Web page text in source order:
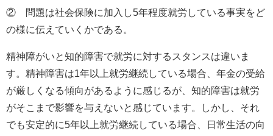
② 問題は社会保険に加入し 5年程度就労している事実をど
の様に伝えていくかである。
精神障がいと知的障害で就労に対するスタンスは違いま
す。精神障害は1 年以上就労継続している場合、年金の受給
が厳しくなる傾向があるように感じるが、知的障害は就労
がそこまで影響を与えないと感じています。しかし、それ
でも安定的に5年以上就労継続している場合、日常生活の向